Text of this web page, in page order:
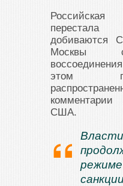
перестала
добиваются
Москвы
этом
США.